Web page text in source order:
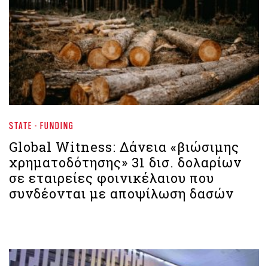
STATE - FUNDING
Global Witness: Δάνεια «βιώσιμης
χρηματοδότησης» 31 δισ. δολαρίων
σε εταιρείες φοινικέλαιου που
συνδέονται με αποψίλωση δασών